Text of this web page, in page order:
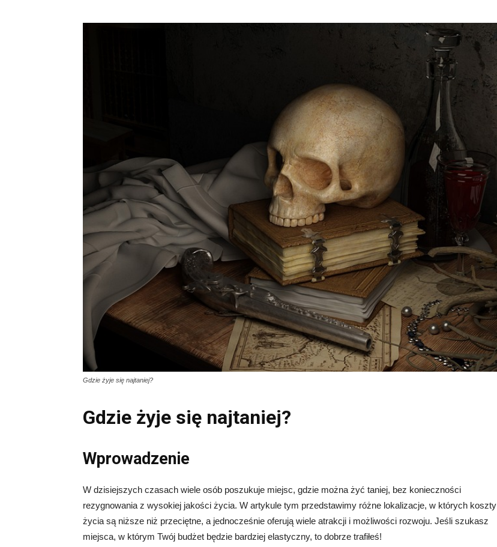
Gdzie żyje się najtaniej?
Gdzie żyje się najtaniej?
Wprowadzenie
W dzisiejszych czasach wiele osób poszukuje miejsc, gdzie można żyć taniej, bez konieczności
rezygnowania z wysokiej jakości życia. W artykule tym przedstawimy różne lokalizacje, w których koszty
życia są niższe niż przeciętne, a jednocześnie oferują wiele atrakcji i możliwości rozwoju. Jeśli szukasz
miejsca, w którym Twój budżet będzie bardziej elastyczny, to dobrze trafiłeś!